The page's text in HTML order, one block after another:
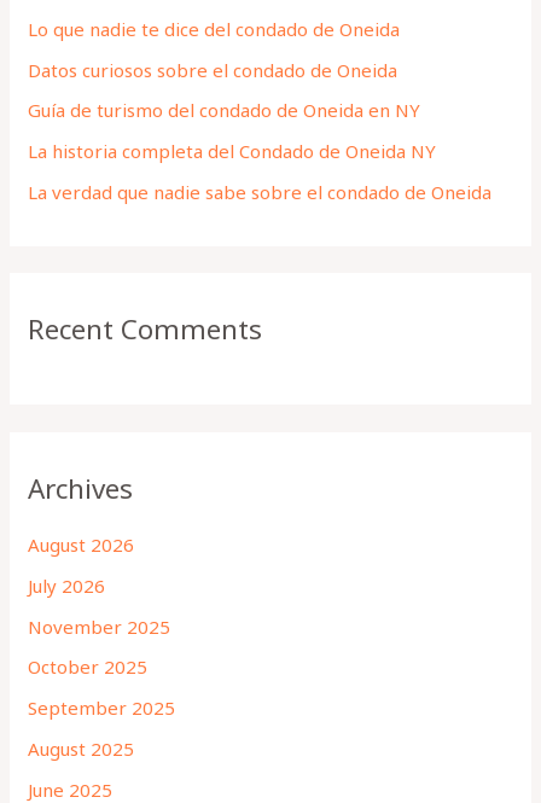
f
o
r
:
Lo que nadie te dice del condado de Oneida
Datos curiosos sobre el condado de Oneida
Guía de turismo del condado de Oneida en NY
La historia completa del Condado de Oneida NY
La verdad que nadie sabe sobre el condado de Oneida
Recent Comments
Archives
August 2026
July 2026
November 2025
October 2025
September 2025
August 2025
June 2025